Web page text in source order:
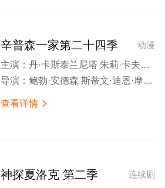
动漫
辛普森一家第二十四季
主演： 丹·卡斯泰兰尼塔 朱莉·卡夫娜 南茜·卡特莱特 雅德丽·史密斯 汉克·阿扎利亚 哈里·谢尔 潘蜜拉·海登 露西·泰勒 麦琪·罗丝威尔 特蕾丝·麦克尼尔 玛西娅·华莱士 克里斯·埃杰利 佐伊·丹斯切尔 安妮·海瑟薇 娜塔莉·波特曼 萨拉·西尔弗曼 莎拉·米歇尔·盖拉 乔恩·拉威茨 史蒂夫·卡瑞尔 乔·曼特纳 凯尔塞·格拉玛 汤姆·威兹 丹尼·德维托 本尼迪克特·康伯巴奇 蒂娜·菲 旺达·塞克丝 布莱恩·克兰斯顿 武井乔治 亚伦·保尔 爱德华·诺顿 托尼·班奈特 比尔·哈德尔 简·科拉克斯基 帕特里克·斯图尔
导演： 鲍勃·安德森 斯蒂文·迪恩·摩尔 罗伯·奥利弗 马修·纳斯奇克 马克·柯克兰 马修·方南 克里斯·克莱门茨 迈克尔·玻尔奇诺 查克·希茨
查看详情 
连续剧
神探夏洛克 第二季